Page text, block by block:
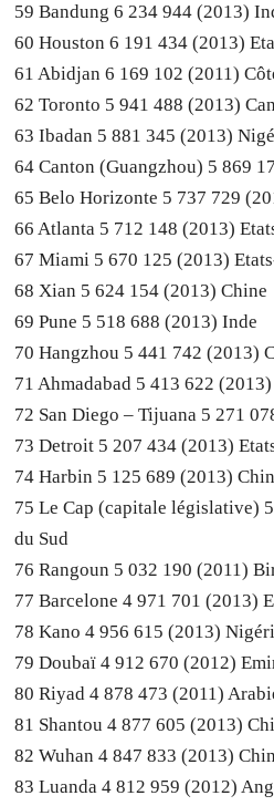
59 Bandung 6 234 944 (2013)
60 Houston 6 191 434 (2013)
61 Abidjan 6 169 102 (2011)
62 Toronto 5 941 488 (2013)
63 Ibadan 5 881 345 (2013)
64 Canton (Guangzhou) 5 869
65 Belo Horizonte 5 737 729
66 Atlanta 5 712 148 (2013)
67 Miami 5 670 125 (2013)
68 Xian 5 624 154 (2013) Chine
69 Pune 5 518 688 (2013) Inde
70 Hangzhou 5 441 742 (2013)
71 Ahmadabad 5 413 622
72 San Diego – Tijuana 5 271
73 Detroit 5 207 434 (2013)
74 Harbin 5 125 689 (2013)
75 Le Cap (capitale législative)
du Sud
76 Rangoun 5 032 190 (2011)
77 Barcelone 4 971 701 (2013)
78 Kano 4 956 615 (2013)
79 Doubaï 4 912 670 (2012)
80 Riyad 4 878 473 (2011)
81 Shantou 4 877 605 (2013)
82 Wuhan 4 847 833 (2013)
83 Luanda 4 812 959 (2012)